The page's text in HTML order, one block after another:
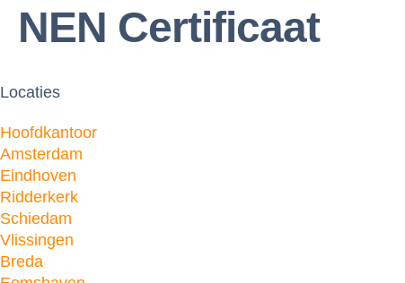
NEN Certificaat
Locaties
Hoofdkantoor
Amsterdam
Eindhoven
Ridderkerk
Schiedam
Vlissingen
Breda